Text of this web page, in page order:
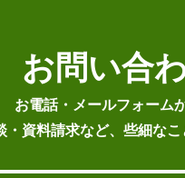
お問い合
お電話・メールフォーム
・資料請求など、些細な